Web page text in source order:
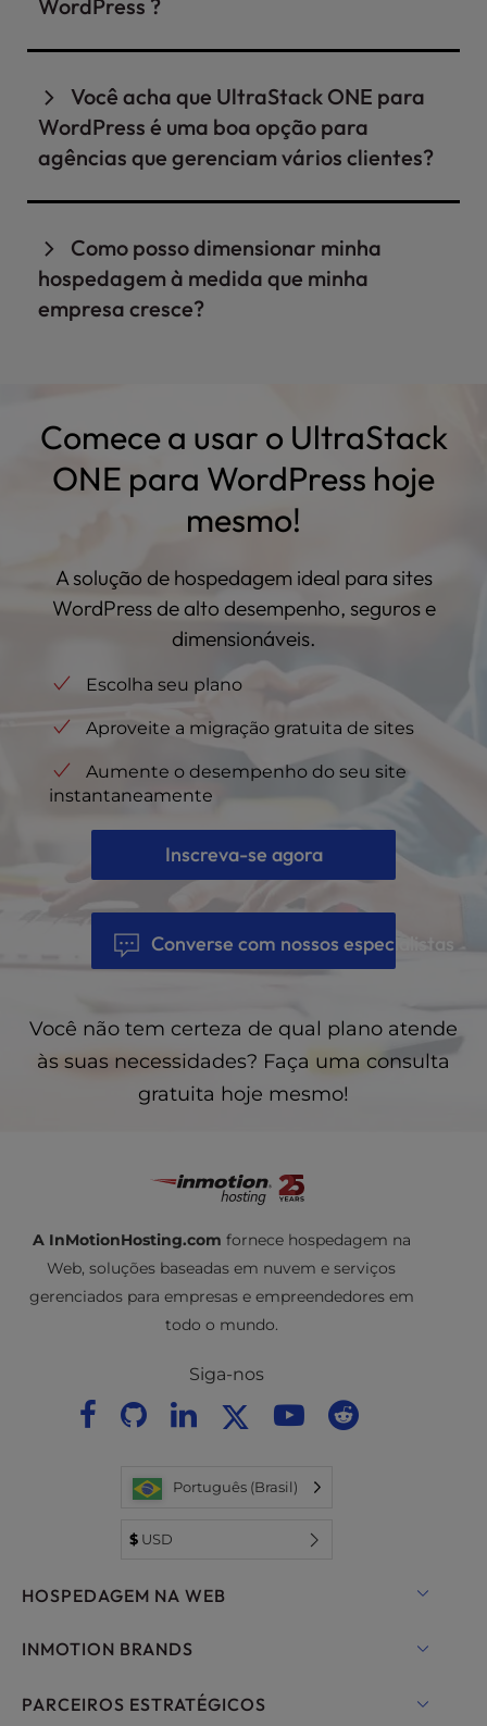
WordPress ?
UltraStack ONE for WordPress foi projetado
configurações personalizadas de NGINX, Redis
e PHP-FPM, combinadas com armazenamento
SSD de nível empresarial, garantindo tempos
WordPress.
Você acha que UltraStack ONE para
WordPress é uma boa opção para
agências que gerenciam vários clientes?
Com certeza. UltraStack ONE for WordPress foi
agências mais valiosas, oferecendo a
flexibilidade, a confiabilidade e o desempenho
necessários para lidar com sites WordPress
Como posso dimensionar minha
hospedagem à medida que minha
empresa cresce?
necessidades de recursos aumentam,
garantindo que seu site tenha sempre o
melhor desempenho, sem interrupções.
Comece a usar o UltraStack
ONE para WordPress hoje
mesmo!
A solução de hospedagem ideal para sites
WordPress de alto desempenho, seguros e
dimensionáveis.
Escolha seu plano
Aproveite a migração gratuita de sites
Aumente o desempenho do seu site
instantaneamente
Inscreva-se agora
Converse com nossos especialistas
Você não tem certeza de qual plano atende
às suas necessidades? Faça uma consulta
gratuita hoje mesmo!
A InMotionHosting.com fornece hospedagem na
Web, soluções baseadas em nuvem e serviços
gerenciados para empresas e empreendedores em
todo o mundo.
Siga-nos
Português (Brasil)
$USD
HOSPEDAGEM NA WEB
Hospedagem compartilhada
INMOTION BRANDS
Nuvem RamNode
PARCEIROS ESTRATÉGICOS